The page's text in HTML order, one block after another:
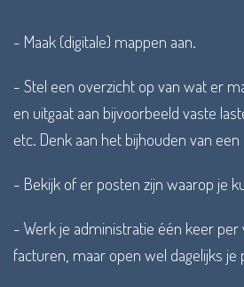
- Maak (digitale) mappen aan.
- Stel een overzicht op van wat er
en uitgaat aan bijvoorbeeld vaste
etc. Denk aan het bijhouden van
- Bekijk of er posten zijn waarop je
- Werk je administratie één keer per
facturen, maar open wel dagelijks je